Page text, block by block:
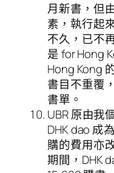
月新書，但
素，執行起
不久，已不
是 for Hong
Hong Kong
書目不重覆
書單。
UBR 原由我
DHK dao 成
購的費用亦
期間，DHK